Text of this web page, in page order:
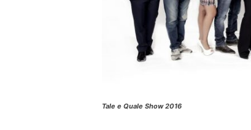
Tale e Quale Show 2016